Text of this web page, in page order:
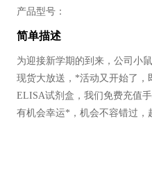
产品型号：
简单描述
为迎接新学期的到来，公司小
现货大放送，*活动又开始了，
ELISA试剂盒，我们免费充值
有机会幸运*，机会不容错过，